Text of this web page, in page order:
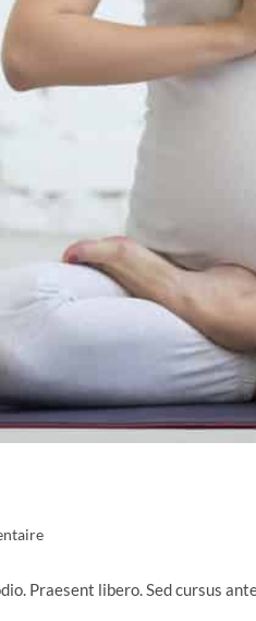
Praesent libero. Sed cursus